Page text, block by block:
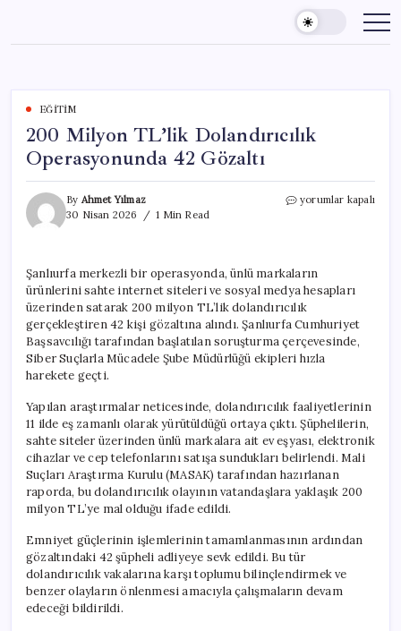
content
EĞITIM
200 Milyon TL’lik Dolandırıcılık
Operasyonunda 42 Gözaltı
By Ahmet Yılmaz
30 Nisan 2026
1 Min Read
200
42
Gözaltı
için
yorumlar kapalı
Şanlıurfa merkezli bir operasyonda, ünlü markaların
ürünlerini sahte internet siteleri ve sosyal medya hesapları
üzerinden satarak 200 milyon TL’lik dolandırıcılık
gerçekleştiren 42 kişi gözaltına alındı. Şanlıurfa Cumhuriyet
Başsavcılığı tarafından başlatılan soruşturma çerçevesinde,
Siber Suçlarla Mücadele Şube Müdürlüğü ekipleri hızla
harekete geçti.
Yapılan araştırmalar neticesinde, dolandırıcılık faaliyetlerinin
11 ilde eş zamanlı olarak yürütüldüğü ortaya çıktı. Şüphelilerin,
sahte siteler üzerinden ünlü markalara ait ev eşyası, elektronik
cihazlar ve cep telefonlarını satışa sundukları belirlendi. Mali
Suçları Araştırma Kurulu (MASAK) tarafından hazırlanan
raporda, bu dolandırıcılık olayının vatandaşlara yaklaşık 200
milyon TL’ye mal olduğu ifade edildi.
Emniyet güçlerinin işlemlerinin tamamlanmasının ardından
gözaltındaki 42 şüpheli adliyeye sevk edildi. Bu tür
dolandırıcılık vakalarına karşı toplumu bilinçlendirmek ve
benzer olayların önlenmesi amacıyla çalışmaların devam
edeceği bildirildi.